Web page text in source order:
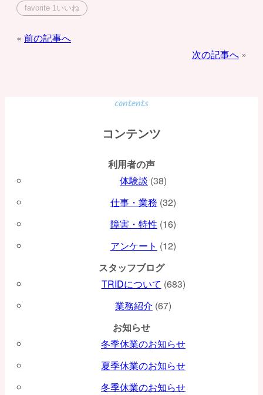
favorite 1いいね
投
ョ
ン
前の記事へ
次の記事へ
contents
コンテンツ
利用者の声
体験談 (38)
仕事・業務 (32)
障害・特性 (16)
アンケート (12)
スタッフブログ
TRIDについて (683)
業務紹介 (67)
お知らせ
冬季休業のお知らせ
夏季休業のお知らせ
冬季休業のお知らせ